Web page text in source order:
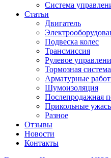
Система
Статьи
Двигатель
Подвеска колес
Трансмиссия
Рулевое
Тормозная система
Арматурные
Шумоизоляция
Послепродажная
Прикольные
Разное
Отзывы
Новости
Контакты